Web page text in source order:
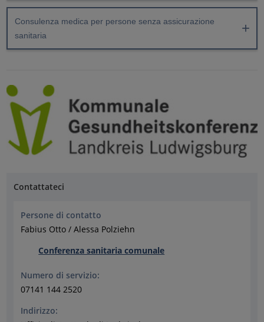
Consulenza medica per persone senza assicurazione
sanitaria
Contattateci
Persone di contatto
Fabius Otto / Alessa Polziehn
Conferenza sanitaria comunale
Numero di servizio:
07141 144 2520
Indirizzo: